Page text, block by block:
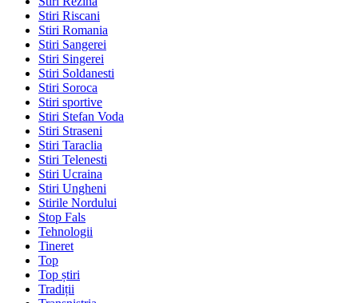
Stiri Riscani
Stiri Romania
Stiri Sangerei
Stiri Singerei
Stiri Soldanesti
Stiri Soroca
Stiri sportive
Stiri Stefan Voda
Stiri Straseni
Stiri Taraclia
Stiri Telenesti
Stiri Ucraina
Stiri Ungheni
Stirile Nordului
Stop Fals
Tehnologii
Tineret
Top
Top știri
Tradiții